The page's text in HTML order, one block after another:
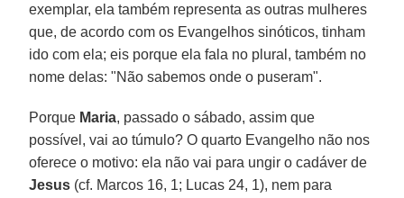
exemplar, ela também representa as outras mulheres
que, de acordo com os Evangelhos sinóticos, tinham
ido com ela; eis porque ela fala no plural, também no
nome delas: "Não sabemos onde o puseram".
Porque Maria, passado o sábado, assim que
possível, vai ao túmulo? O quarto Evangelho não nos
oferece o motivo: ela não vai para ungir o cadáver de
Jesus (cf. Marcos 16, 1; Lucas 24, 1), nem para